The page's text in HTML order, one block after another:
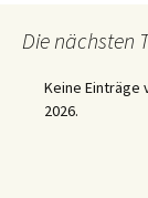
Die nächsten
Keine Einträge
2026.